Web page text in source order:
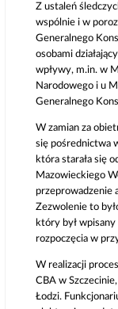
Z ustaleń
wspólnie i w
Generalnego
osobami
wpływy, m.in. w
Narodowego i u
Generalnego
W zamian za
się pośrednictwa
która starała się
Mazowieckiego
przeprowadzenie
Zezwolenie to
który był
rozpoczęcia w
W realizacji
CBA w
Łodzi.